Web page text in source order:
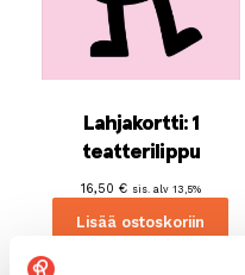
Lahjakortti: 1
teatterilippu
16,50 € sis. alv 13,5%
Lisää ostoskoriin